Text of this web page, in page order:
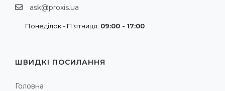
ask@proxis.ua
Понеділок - П'ятниця: 09:00 - 17:00
ШВИДКІ ПОСИЛАННЯ
Головна